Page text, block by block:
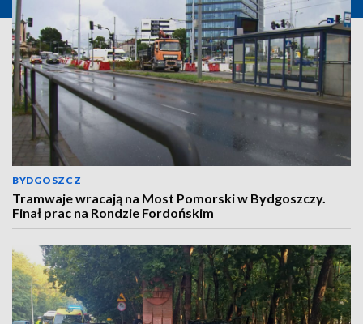
BYDGOSZCZ
Tramwaje wracają na Most Pomorski w Bydgoszczy.
Finał prac na Rondzie Fordońskim